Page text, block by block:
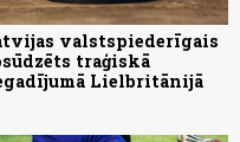
valstspiederīgais
traģiskā
Lielbritānijā